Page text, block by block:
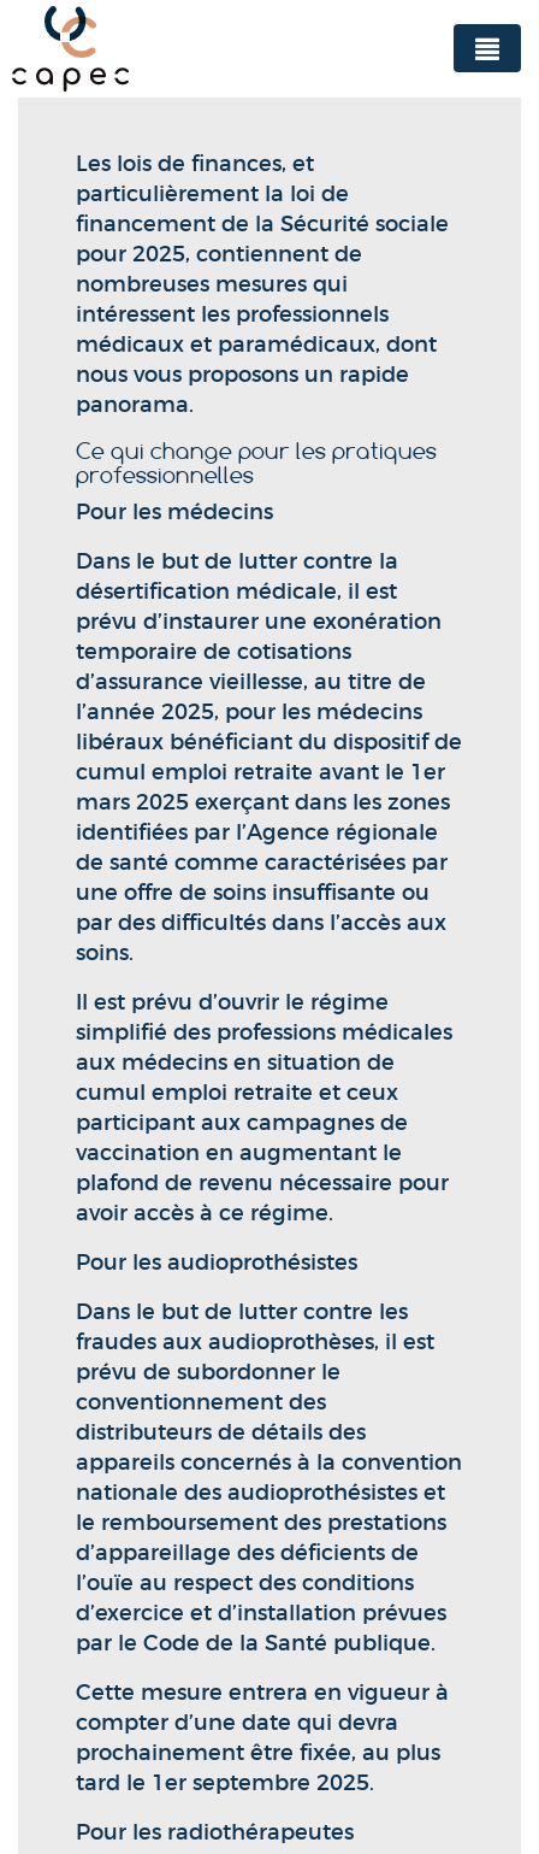
Panneau de gestion des cookies
Les lois de finances, et
particulièrement la loi de
financement de la Sécurité sociale
pour 2025, contiennent de
nombreuses mesures qui
intéressent les professionnels
médicaux et paramédicaux, dont
nous vous proposons un rapide
panorama.
Ce qui change pour les pratiques
professionnelles
Pour les médecins
Dans le but de lutter contre la
désertification médicale, il est
prévu d’instaurer une exonération
temporaire de cotisations
d’assurance vieillesse, au titre de
l’année 2025, pour les médecins
libéraux bénéficiant du dispositif de
cumul emploi retraite avant le 1er
mars 2025 exerçant dans les zones
identifiées par l’Agence régionale
de santé comme caractérisées par
une offre de soins insuffisante ou
par des difficultés dans l’accès aux
soins.
Il est prévu d’ouvrir le régime
simplifié des professions médicales
aux médecins en situation de
cumul emploi retraite et ceux
participant aux campagnes de
vaccination en augmentant le
plafond de revenu nécessaire pour
avoir accès à ce régime.
Pour les audioprothésistes
Dans le but de lutter contre les
fraudes aux audioprothèses, il est
prévu de subordonner le
conventionnement des
distributeurs de détails des
appareils concernés à la convention
nationale des audioprothésistes et
le remboursement des prestations
d’appareillage des déficients de
l’ouïe au respect des conditions
d’exercice et d’installation prévues
par le Code de la Santé publique.
Cette mesure entrera en vigueur à
compter d’une date qui devra
prochainement être fixée, au plus
tard le 1er septembre 2025.
Pour les radiothérapeutes